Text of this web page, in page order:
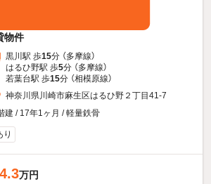
物件
黒川駅 歩15分 （多摩線）
はるひ野駅 歩5分 （多摩線）
若葉台駅 歩15分 （相模原線）
神奈川県川崎市麻生区はるひ野２丁目41-7
建 / 17年1ヶ月 / 軽量鉄骨
り
万円